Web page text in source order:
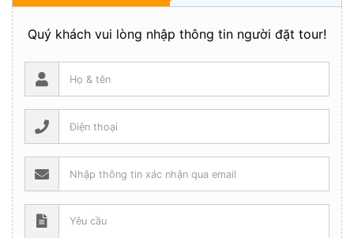
Quý khách vui lòng nhập thông tin người đặt tour!